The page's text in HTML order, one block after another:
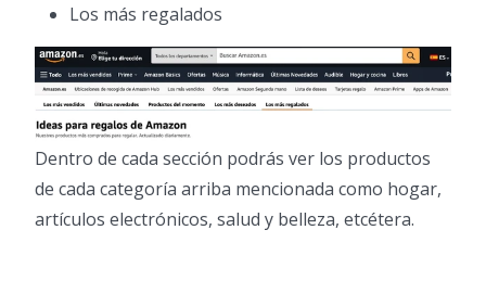
Los más regalados
Dentro de cada sección podrás ver los productos
de cada categoría arriba mencionada como hogar,
artículos electrónicos, salud y belleza, etcétera.